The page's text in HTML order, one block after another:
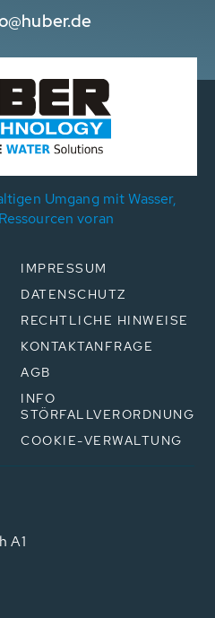
Umgang mit Wasser,
voran
IMPRESSUM
DATENSCHUTZ
RECHTLICHE HINWEISE
KONTAKTANFRAGE
AGB
INFO
STÖRFALLVERORDNUNG
COOKIE-VERWALTUNG
A1